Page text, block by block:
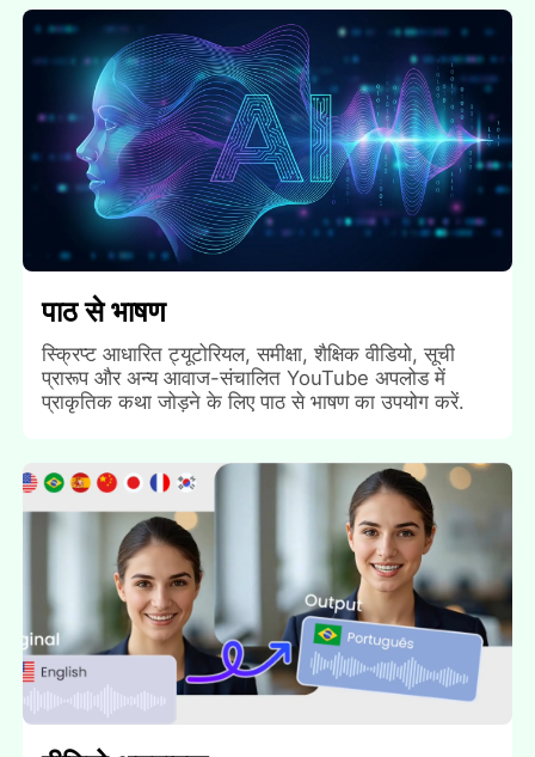
पाठ से भाषण
स्क्रिप्ट आधारित ट्यूटोरियल, समीक्षा, शैक्षिक वीडियो, सूची
प्रारूप और अन्य आवाज-संचालित YouTube अपलोड में
प्राकृतिक कथा जोड़ने के लिए पाठ से भाषण का उपयोग करें.